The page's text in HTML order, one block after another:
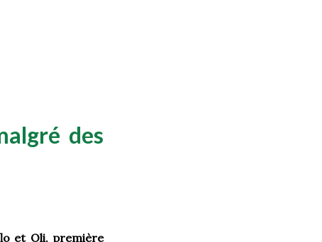
des
et Oli, première